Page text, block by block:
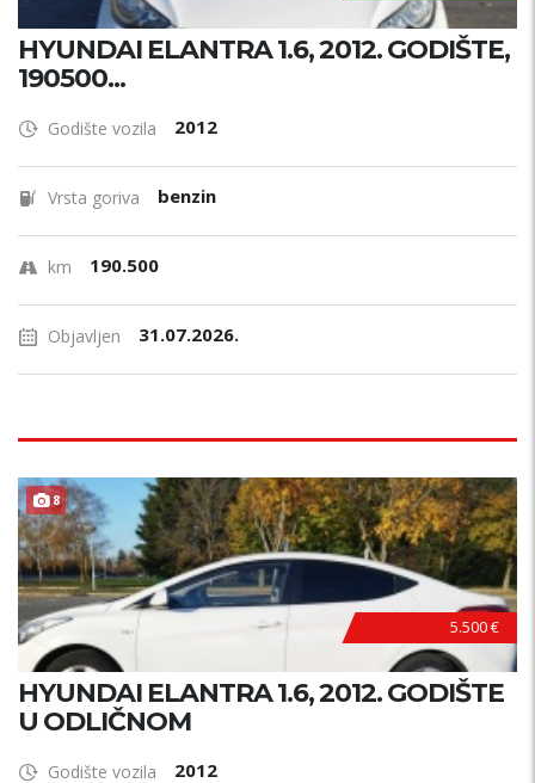
HYUNDAI ELANTRA 1.6, 2012. GODIŠTE,
190500...
Godište vozila 2012
Vrsta goriva benzin
km 190.500
Objavljen 31.07.2026.
8 PLIN !
5.500 €
HYUNDAI ELANTRA 1.6, 2012. GODIŠTE
U ODLIČNOM
Godište vozila 2012